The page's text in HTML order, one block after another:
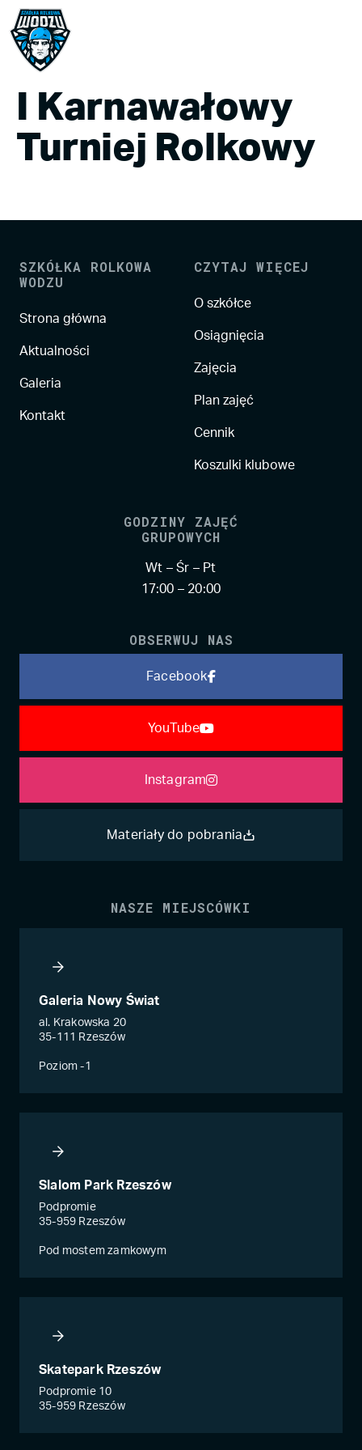
I Karnawałowy
Turniej Rolkowy
SZKÓŁKA ROLKOWA
WODZU
Strona główna
Aktualności
Galeria
Kontakt
CZYTAJ WIĘCEJ
O szkółce
Osiągnięcia
Zajęcia
Plan zajęć
Cennik
Koszulki klubowe
GODZINY ZAJĘĆ
GRUPOWYCH
Wt – Śr – Pt
17:00 – 20:00
OBSERWUJ NAS
Facebook
YouTube
Instagram
Materiały do pobrania
NASZE MIEJSCÓWKI
Galeria Nowy Świat
al. Krakowska 20
35-111 Rzeszów
Poziom -1
Slalom Park Rzeszów
Podpromie
35-959 Rzeszów
Pod mostem zamkowym
Skatepark Rzeszów
Podpromie 10
35-959 Rzeszów